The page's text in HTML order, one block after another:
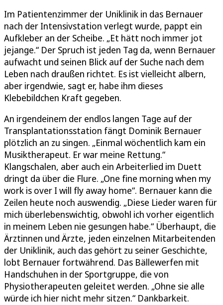
Im Patientenzimmer der Uniklinik in das Bernauer
nach der Intensivstation verlegt wurde, pappt ein
Aufkleber an der Scheibe. „Et hätt noch immer jot
jejange.“ Der Spruch ist jeden Tag da, wenn Bernauer
aufwacht und seinen Blick auf der Suche nach dem
Leben nach draußen richtet. Es ist vielleicht albern,
aber irgendwie, sagt er, habe ihm dieses
Klebebildchen Kraft gegeben.
An irgendeinem der endlos langen Tage auf der
Transplantationsstation fängt Dominik Bernauer
plötzlich an zu singen. „Einmal wöchentlich kam ein
Musiktherapeut. Er war meine Rettung.“
Klangschalen, aber auch ein Arbeiterlied im Duett
dringt da über die Flure. „One fine morning when my
work is over I will fly away home“. Bernauer kann die
Zeilen heute noch auswendig. „Diese Lieder waren für
mich überlebenswichtig, obwohl ich vorher eigentlich
in meinem Leben nie gesungen habe.“ Überhaupt, die
Ärztinnen und Ärzte, jeden einzelnen Mitarbeitenden
der Uniklinik, auch das gehört zu seiner Geschichte,
lobt Bernauer fortwährend. Das Bällewerfen mit
Handschuhen in der Sportgruppe, die von
Physiotherapeuten geleitet werden. „Ohne sie alle
würde ich hier nicht mehr sitzen.“ Dankbarkeit.